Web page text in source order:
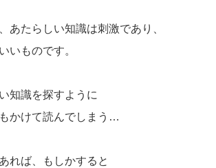
あたらしい知識は刺激であり、
いものです。
知識を探すように
かけて読んでしまう…
れば、もしかすると